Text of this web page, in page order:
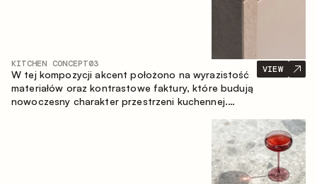
KITCHEN CONCEPT03
W tej kompozycji akcent położono na wyrazistość
materiałów oraz kontrastowe faktury, które budują
nowoczesny charakter przestrzeni kuchennej.
nasyconą, taktylną kompozycję, w której każdy
VIEW